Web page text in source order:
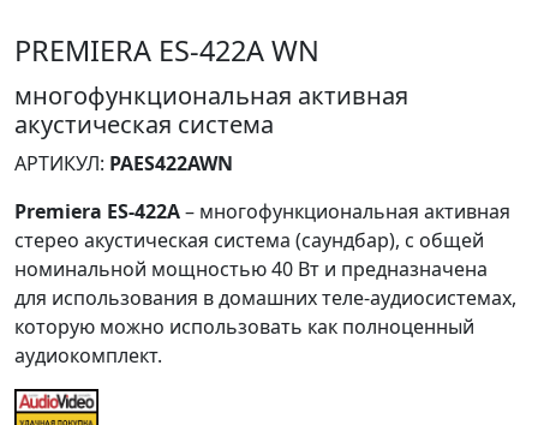
PREMIERA ES-422A WN
многофункциональная активная
акустическая система
АРТИКУЛ: PAES422AWN
Premiera ES-422A– многофункциональная активная
стерео акустическая система (саундбар), с общей
номинальной мощностью 40 Вт и предназначена
для использования в домашних теле-аудиосистемах,
которую можно использовать как полноценный
аудиокомплект.